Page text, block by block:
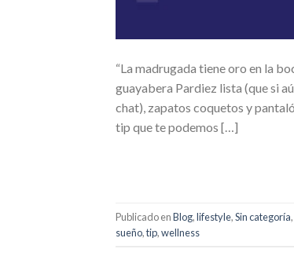
“La madrugada tiene oro en la
guayabera Pardiez lista (que si
chat), zapatos coquetos y
tip que te podemos […]
Publicado enBlog,lifestyle,Sin categoría,
sueño,tip,wellness